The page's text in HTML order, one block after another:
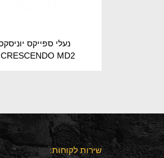
CRESCENDO MD2
שירות לקוחות: